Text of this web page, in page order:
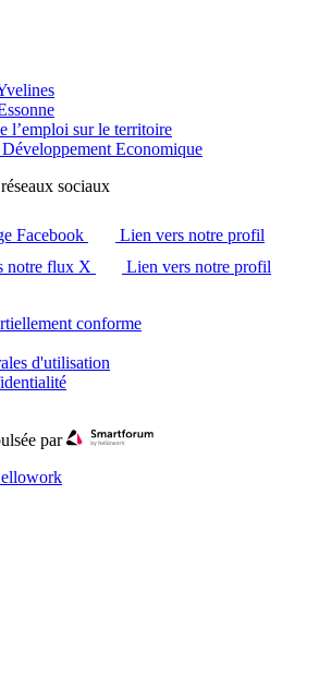
l’emploi sur le territoire
Economique
sociaux
Facebook
Lien vers notre profil
notre flux X
Lien vers notre profil
conforme
d'utilisation
par